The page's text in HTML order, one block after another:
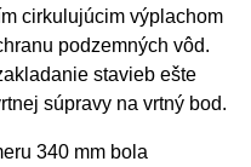
cirkulujúcim výplachom
podzemných vôd.
stavieb ešte
súpravy na vrtný bod.
340 mm bola